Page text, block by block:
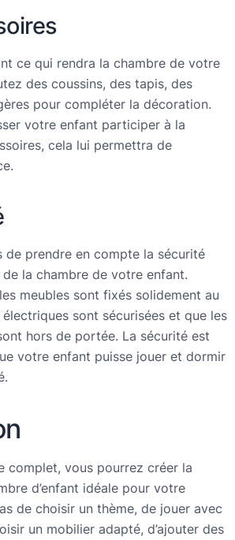
ce qui rendra la chambre de votre
des coussins, des tapis, des
pour compléter la décoration.
votre enfant participer à la
cela lui permettra de
de prendre en compte la sécurité
la chambre de votre enfant.
meubles sont fixés solidement au
sont sécurisées et que les
hors de portée. La sécurité est
votre enfant puisse jouer et dormir
complet, vous pourrez créer la
d’enfant idéale pour votre
de choisir un thème, de jouer avec
un mobilier adapté, d’ajouter des